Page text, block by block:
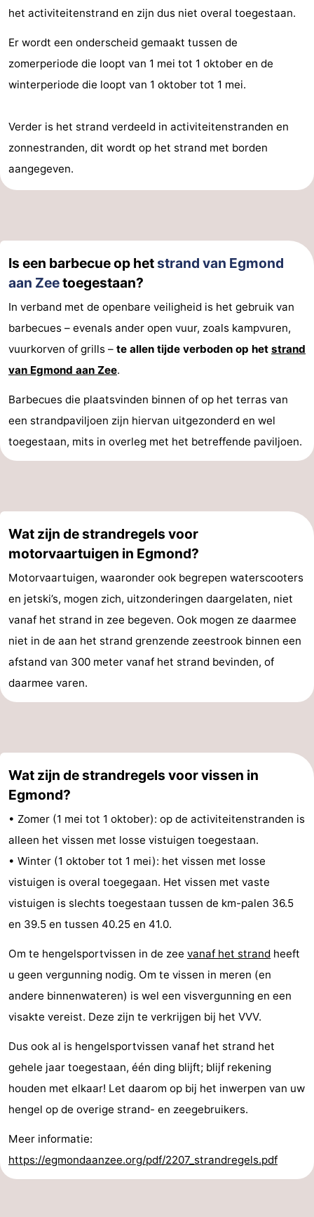
Route
-
adressen
Regio
Natuur
Duinen
-
aan
Bergen
-
Noordhollands
duinreservaat
Wijk
-
Zandvoort
Zuid-
Holland
-
Leiden
Bollenstreek
-
Natuur
-
Scheveningen
-
Den
Haag
-
Rotterdam
Rockanje
Weer
Contact
het activiteitenstrand en zijn dus niet overal toegestaan.
Er wordt een onderscheid gemaakt tussen de
zomerperiode die loopt van 1 mei tot 1 oktober en de
winterperiode die loopt van 1 oktober tot 1 mei.
Verder is het strand verdeeld in activiteitenstranden en
zonnestranden, dit wordt op het strand met borden
aangegeven.
Is een barbecue op hetstrand van Egmond
aan Zeetoegestaan?
In verband met de openbare veiligheid is het gebruik van
barbecues – evenals ander open vuur, zoals kampvuren,
vuurkorven of grills – te allen tijde verboden op het strand
van Egmond aan Zee.
Barbecues die plaatsvinden binnen of op het terras van
een strandpaviljoen zijn hiervan uitgezonderd en wel
toegestaan, mits in overleg met het betreffende paviljoen.
Wat zijn de strandregels voor
motorvaartuigen in Egmond?
Motorvaartuigen, waaronder ook begrepen waterscooters
en jetski’s, mogen zich, uitzonderingen daargelaten, niet
vanaf het strand in zee begeven. Ook mogen ze daarmee
niet in de aan het strand grenzende zeestrook binnen een
afstand van 300 meter vanaf het strand bevinden, of
daarmee varen.
Wat zijn de strandregels voor vissen in
Egmond?
• Zomer (1 mei tot 1 oktober): op de activiteitenstranden is
alleen het vissen met losse vistuigen toegestaan.
• Winter (1 oktober tot 1 mei): het vissen met losse
vistuigen is overal toegegaan. Het vissen met vaste
vistuigen is slechts toegestaan tussen de km-palen 36.5
en 39.5 en tussen 40.25 en 41.0.
Om te hengelsportvissen in de zee vanaf het strand heeft
u geen vergunning nodig. Om te vissen in meren (en
andere binnenwateren) is wel een visvergunning en een
visakte vereist. Deze zijn te verkrijgen bij het VVV.
Dus ook al is hengelsportvissen vanaf het strand het
gehele jaar toegestaan, één ding blijft; blijf rekening
houden met elkaar! Let daarom op bij het inwerpen van uw
hengel op de overige strand- en zeegebruikers.
Meer informatie:
https://egmondaanzee.org/pdf/2207_strandregels.pdf